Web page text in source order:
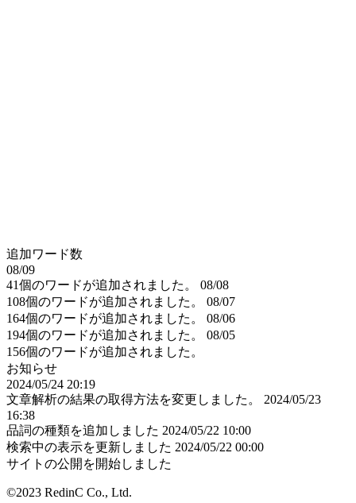
追加ワード数
08/09
41個のワードが追加されました。
08/08
108個のワードが追加されました。
08/07
164個のワードが追加されました。
08/06
194個のワードが追加されました。
08/05
156個のワードが追加されました。
お知らせ
2024/05/24 20:19
文章解析の結果の取得方法を変更しました。
2024/05/23
16:38
品詞の種類を追加しました 2024/05/22 10:00
検索中の表示を更新しました 2024/05/22 00:00
サイトの公開を開始しました
©2023 RedinC Co., Ltd.